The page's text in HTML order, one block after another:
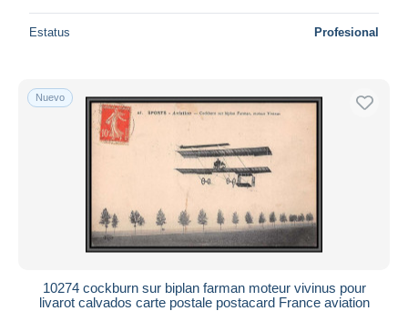
Estatus Profesional
Nuevo
10274 cockburn sur biplan farman moteur vivinus pour
livarot calvados carte postale postacard France aviation